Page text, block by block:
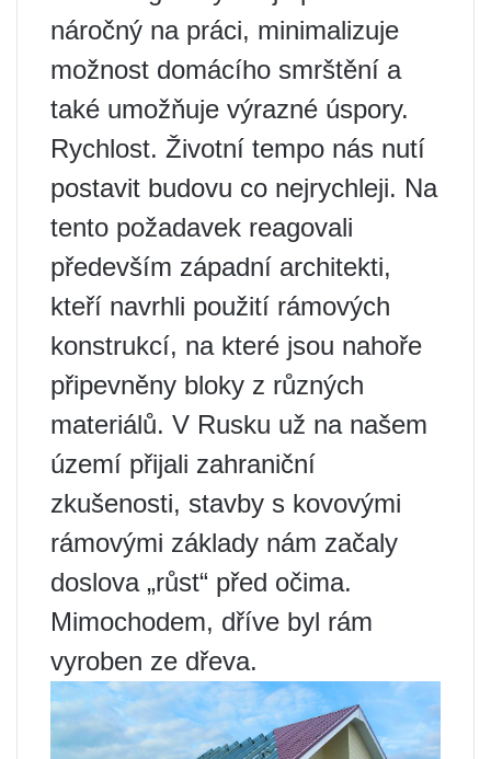
náročný na práci, minimalizuje
možnost domácího smrštění a
také umožňuje výrazné úspory.
Rychlost. Životní tempo nás nutí
postavit budovu co nejrychleji. Na
tento požadavek reagovali
především západní architekti,
kteří navrhli použití rámových
konstrukcí, na které jsou nahoře
připevněny bloky z různých
materiálů. V Rusku už na našem
území přijali zahraniční
zkušenosti, stavby s kovovými
rámovými základy nám začaly
doslova „růst“ před očima.
Mimochodem, dříve byl rám
vyroben ze dřeva.